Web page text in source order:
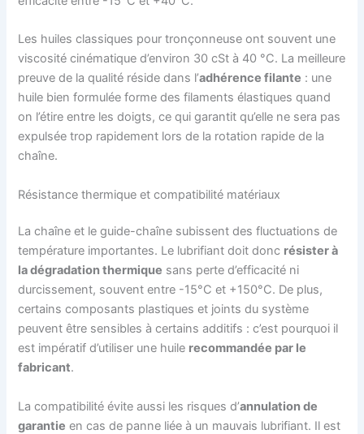
Les huiles classiques pour tronçonneuse ont souvent une
viscosité cinématique d’environ 30 cSt à 40 °C. La meilleure
preuve de la qualité réside dans l’adhérence filante : une
huile bien formulée forme des filaments élastiques quand
on l’étire entre les doigts, ce qui garantit qu’elle ne sera pas
expulsée trop rapidement lors de la rotation rapide de la
chaîne.
Résistance thermique et compatibilité matériaux
La chaîne et le guide-chaîne subissent des fluctuations de
température importantes. Le lubrifiant doit donc résister à
la dégradation thermique sans perte d’efficacité ni
durcissement, souvent entre -15°C et +150°C. De plus,
certains composants plastiques et joints du système
peuvent être sensibles à certains additifs : c’est pourquoi il
est impératif d’utiliser une huile recommandée par le
fabricant.
La compatibilité évite aussi les risques d’annulation de
garantie en cas de panne liée à un mauvais lubrifiant. Il est